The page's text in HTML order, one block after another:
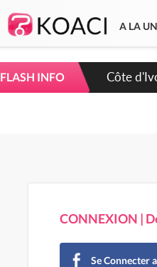
A LA
FLASH INFO Côte
CONNEXION |
Se Connecter